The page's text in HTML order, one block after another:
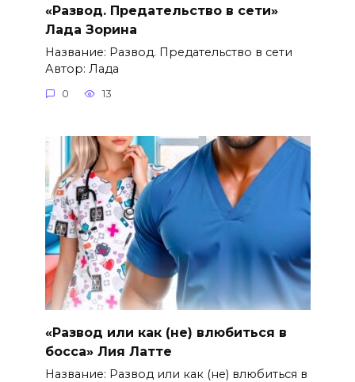
«Развод. Предательство в сети»
Лада Зорина
Название: Развод. Предательство в сети
Автор: Лада
0 13
«Развод или как (не) влюбиться в
босса» Лия Латте
Название: Развод или как (не) влюбиться в